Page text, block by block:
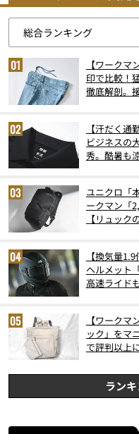
【ワーク
印で比較！
徹底解剖。
【汗だく
ビジネスの
秀。酷暑も
ユニクロ「
ークマン「
【リュッ
【換気量
ヘルメット
高速ライド
【ワークマ
ック」をマ
で評判以上
ラン